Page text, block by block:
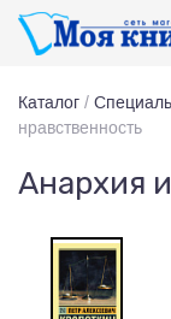
Каталог /
нравственность
Анархия